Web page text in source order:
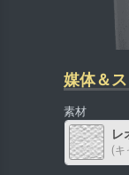
媒体＆
素材
レ
(キ